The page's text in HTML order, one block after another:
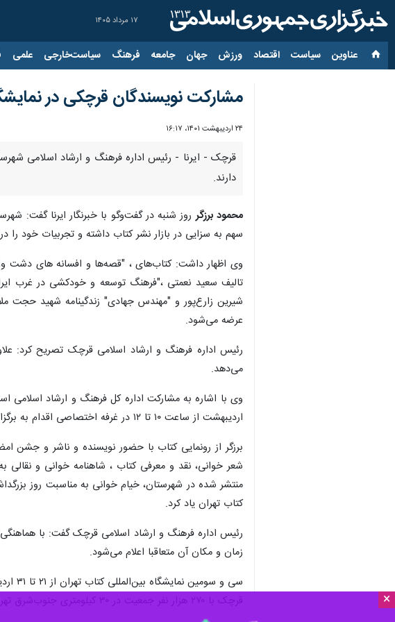
۱۷ مرداد ۱۴۰۵
عناوین‌ سیاست اقتصاد ورزش جهان جامعه فرهنگ سیاست‌خارجی علمی
×
مشارکت نویسندگان قرچکی در
۲۴ اردیبهشت ۱۴۰۱، ۱۶:۱۷
قرچک - ایرنا - رئیس اداره فرهنگ و ارشاد اسلامی
دارند.
محمود برزگرروز شنبه در گفت‌وگو با خبرنگار ایرنا گفت:
سهم به سزایی در بازار نشر کتاب داشته و تجربیات خود
وی اظهار داشت: کتاب‌های ، "قصه‌ها و افسانه های دشت
تالیف سعید نعمتی ،"فرهنگ توسعه و خودکشی در غرب
شیرین زارع‌پور و "مهندس جهادی" زندگینامه شهید حجت
عرضه می‌شود.
رئیس اداره فرهنگ و ارشاد اسلامی قرچک تصریح کرد:
می‌دهد.
اردیبهشت از ساعت ۱۰ تا ۱۲ در غرفه اختصاصی اقدام به برگزاری برنامه‌های متنوع فرهنگی با مشارکت هنرمندان بومی می‌کند.
برزگر از رونمایی کتاب با حضور نویسنده و ناشر و جشن
شعر خوانی، نقد و معرفی کتاب ، شاهنامه خوانی و
منتشر شده در شهرستان، خیام خوانی به مناسبت روز
کتاب تهران یاد کرد.
رئیس اداره فرهنگ و ارشاد اسلامی قرچک گفت: با
زمان و مکان آن متعاقبا اعلام می‌شود.
سی و سومین نمایشگاه بین‌المللی کتاب تهران از ۲۱ تا ۳۱ اردیبهشت ۱۴۰۱ با شعار با کتاب سلامتیم در مصلای امام خمینی (ره) برگزار شده است.
قرچک با ۲۷۰ هزار نفر جمعیت در ۳۰ کیلومتری جنوب‌شرق تهران واقع شده است.